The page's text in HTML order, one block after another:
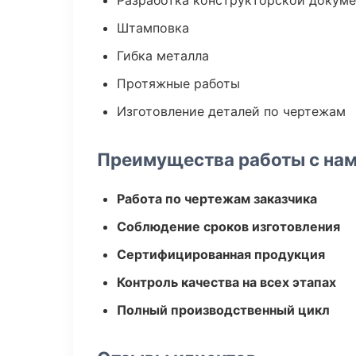
Штамповка
Гибка металла
Протяжные работы
Изготовление деталей по чертежам
Преимущества работы с
Работа по чертежам заказчика
Соблюдение сроков изготовления
Сертифицированная продукция
Контроль качества на всех этапах
Полный производственный цикл